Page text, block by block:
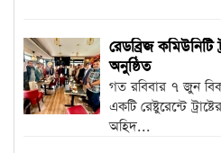
রেডব্রিজ কমিউনিটি
অনুষ্ঠিত
গত রবিবার ৭ জুন
একটি রেষ্টুরেন্টে
অহিদ...